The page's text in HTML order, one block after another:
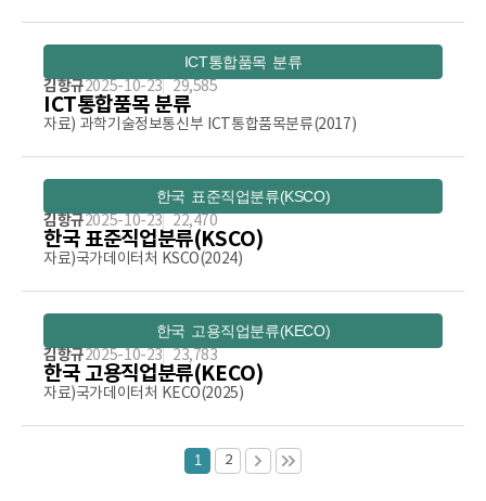
ICT통합품목 분류
김항규2025-10-23 29,585
ICT통합품목 분류
자료) 과학기술정보통신부 ICT통합품목분류(2017)
한국 표준직업분류(KSCO)
김항규2025-10-23 22,470
한국 표준직업분류(KSCO)
자료)국가데이터처 KSCO(2024)
한국 고용직업분류(KECO)
김항규2025-10-23 23,783
한국 고용직업분류(KECO)
자료)국가데이터처 KECO(2025)
1 2